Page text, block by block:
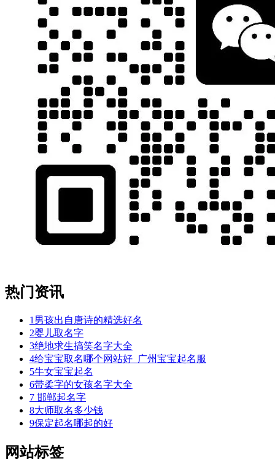
热门资讯
1 男孩出自唐诗的精选好名
2婴儿取名字
3绝地求生搞笑名字大全
4给宝宝取名哪个网站好_广州宝宝起名服
5牛女宝宝起名
6带柔字的女孩名字大全
7 邯郸起名字
8大师取名多少钱
9保定起名哪起的好
网站标签